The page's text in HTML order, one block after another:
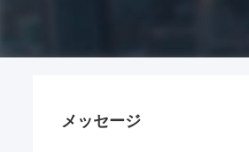
メッセージ